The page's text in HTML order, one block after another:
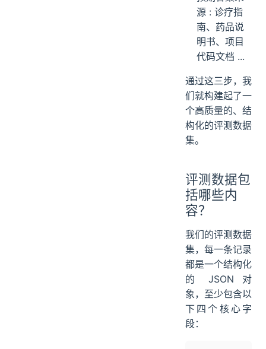
源 : 诊疗指
南、药品说
明书、项目
代码文档 ...
通过这三步，我
们就构建起了一
个高质量的、结
构化的评测数据
集。
评测数据包
括哪些内
容？
我们的评测数据
集，每一条记录
都是一个结构化
的 JSON 对
象，至少包含以
下四个核心字
段：